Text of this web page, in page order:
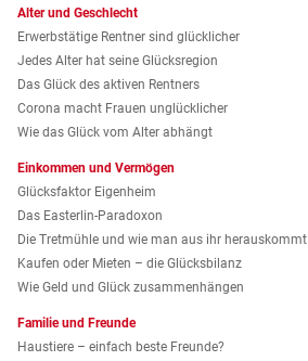
Alter und Geschlecht
Erwerbstätige Rentner sind glücklicher
Jedes Alter hat seine Glücksregion
Das Glück des aktiven Rentners
Corona macht Frauen unglücklicher
Wie das Glück vom Alter abhängt
Einkommen und Vermögen
Glücksfaktor Eigenheim
Das Easterlin-Paradoxon
Die Tretmühle und wie man aus ihr herauskommt
Kaufen oder Mieten – die Glücksbilanz
Wie Geld und Glück zusammenhängen
Familie und Freunde
Haustiere – einfach beste Freunde?